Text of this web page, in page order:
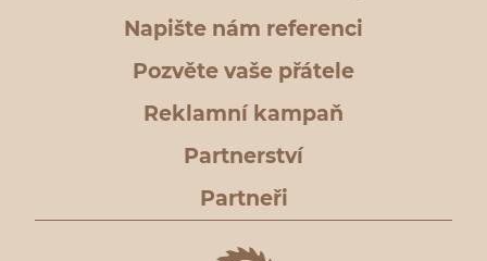
Napište nám referenci
Pozvěte vaše přátele
Reklamní kampaň
Partnerství
Partneři